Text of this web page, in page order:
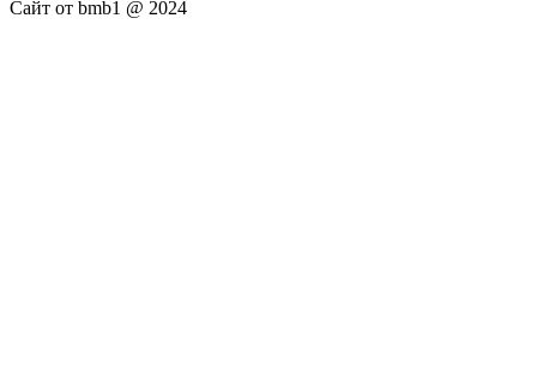
Сайт от bmb1 @ 2024